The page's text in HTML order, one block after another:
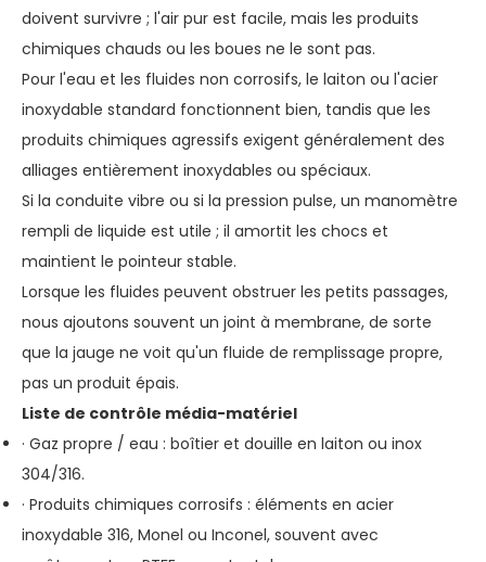
doivent survivre ; l'air pur est facile, mais les produits
chimiques chauds ou les boues ne le sont pas.
Pour l'eau et les fluides non corrosifs, le laiton ou l'acier
inoxydable standard fonctionnent bien, tandis que les
produits chimiques agressifs exigent généralement des
alliages entièrement inoxydables ou spéciaux.
Si la conduite vibre ou si la pression pulse, un manomètre
rempli de liquide est utile ; il amortit les chocs et
maintient le pointeur stable.
Lorsque les fluides peuvent obstruer les petits passages,
nous ajoutons souvent un joint à membrane, de sorte
que la jauge ne voit qu'un fluide de remplissage propre,
pas un produit épais.
Liste de contrôle média-matériel
· Gaz propre / eau : boîtier et douille en laiton ou inox
304/316.
· Produits chimiques corrosifs : éléments en acier
inoxydable 316, Monel ou Inconel, souvent avec